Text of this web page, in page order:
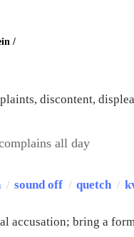
/
discontent,
all day
/ sound off / quetch /
accusation; bring a